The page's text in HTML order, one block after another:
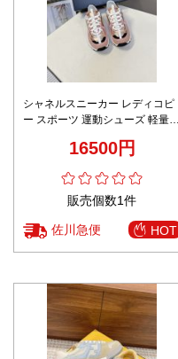
シャネルスニーカー レディコピ
ー スポーツ 運動シューズ 軽量
16500円
販売個数1件
佐川急便 HOT